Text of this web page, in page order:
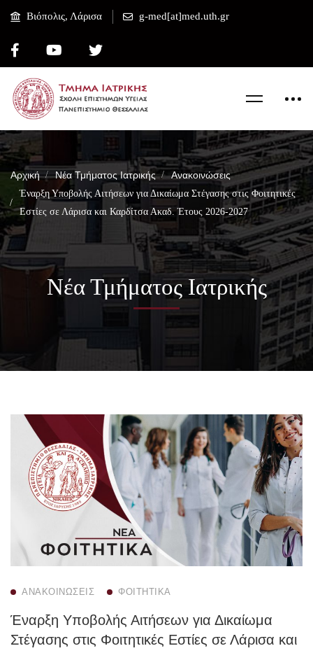
Βιόπολις, Λάρισα g-med[at]med.uth.gr
Αρχική Νέα Τμήματος Ιατρικής Ανακοινώσεις
Έναρξη Υποβολής Αιτήσεων για Δικαίωμα Στέγασης στις Φοιτητικές
Εστίες σε Λάρισα και Καρδίτσα Ακαδ. Έτους 2026-2027
Νέα Τμήματος Ιατρικής
ΑΝΑΚΟΙΝΏΣΕΙΣ ΦΟΙΤΗΤΙΚΆ
Έναρξη Υποβολής Αιτήσεων για Δικαίωμα
Στέγασης στις Φοιτητικές Εστίες σε Λάρισα και